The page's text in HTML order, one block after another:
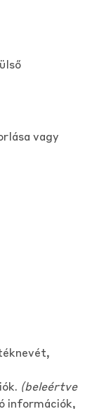
vagy
(beleértve
információk,